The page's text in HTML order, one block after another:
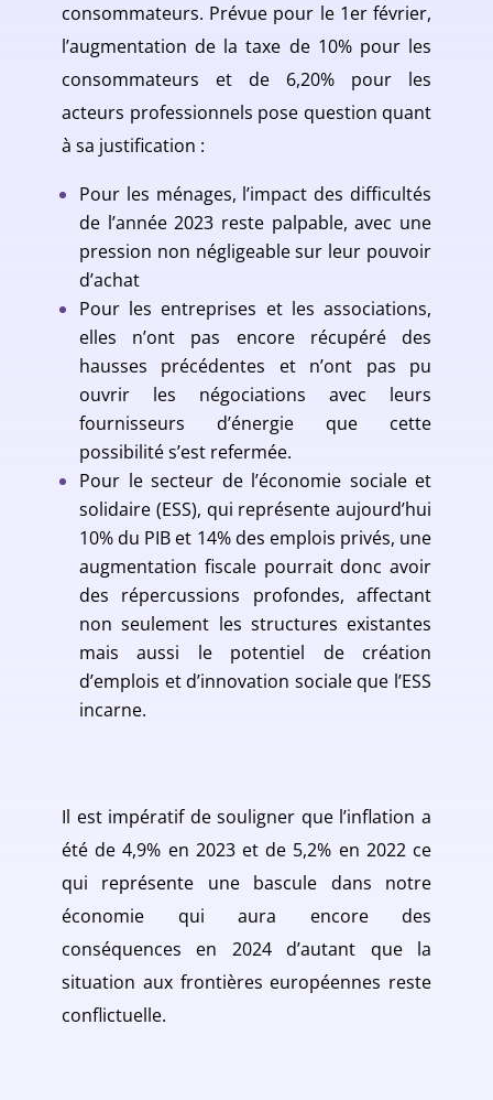
consommateurs. Prévue pour le 1er février,
l’augmentation de la taxe de 10% pour les
consommateurs et de 6,20% pour les
acteurs professionnels pose question quant
à sa justification :
Pour les ménages, l’impact des difficultés
de l’année 2023 reste palpable, avec une
pression non négligeable sur leur pouvoir
d’achat
Pour les entreprises et les associations,
elles n’ont pas encore récupéré des
hausses précédentes et n’ont pas pu
ouvrir les négociations avec leurs
fournisseurs d’énergie que cette
possibilité s’est refermée.
Pour le secteur de l’économie sociale et
solidaire (ESS), qui représente aujourd’hui
10% du PIB et 14% des emplois privés, une
augmentation fiscale pourrait donc avoir
des répercussions profondes, affectant
non seulement les structures existantes
mais aussi le potentiel de création
d’emplois et d’innovation sociale que l’ESS
incarne.
Il est impératif de souligner que l’inflation a
été de 4,9% en 2023 et de 5,2% en 2022 ce
qui représente une bascule dans notre
économie qui aura encore des
conséquences en 2024 d’autant que la
situation aux frontières européennes reste
conflictuelle.